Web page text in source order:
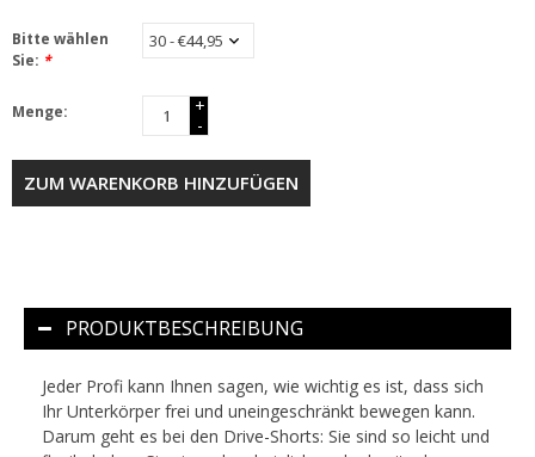
Bitte wählen
Sie: *
Menge:
+
-
ZUM WARENKORB HINZUFÜGEN
PRODUKTBESCHREIBUNG
Jeder Profi kann Ihnen sagen, wie wichtig es ist, dass sich
Ihr Unterkörper frei und uneingeschränkt bewegen kann.
Darum geht es bei den Drive-Shorts: Sie sind so leicht und